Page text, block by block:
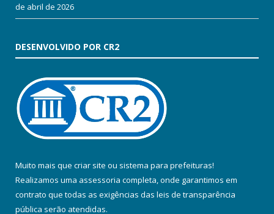
de abril de 2026
DESENVOLVIDO POR CR2
Muito mais que criar site ou sistema para prefeituras!
Realizamos uma assessoria completa, onde garantimos em
contrato que todas as exigências das leis de transparência
pública serão atendidas.